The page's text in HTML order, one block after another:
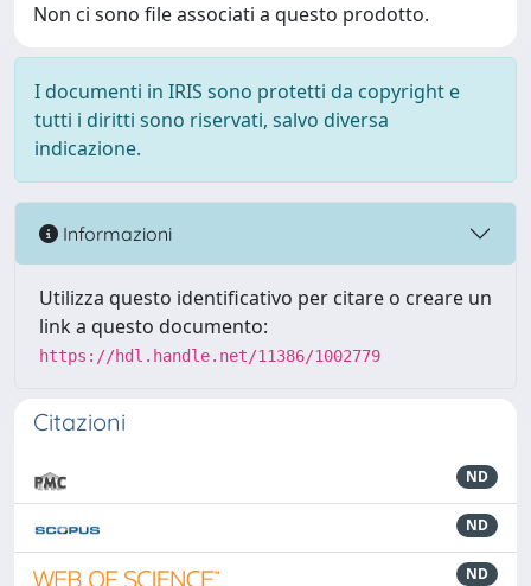
Non ci sono file associati a questo prodotto.
I documenti in IRIS sono protetti da copyright e
tutti i diritti sono riservati, salvo diversa
indicazione.
Informazioni
Utilizza questo identificativo per citare o creare un
link a questo documento:
https://hdl.handle.net/11386/1002779
Citazioni
ND
ND
ND